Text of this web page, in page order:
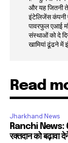
और यह जितनी
इंटेलिजेंस कंपनी
पावरफुल एआई
संस्थाओं को दे
खामियां ढूंढने में
Read
Jharkhand News
Ranchi News: 61
रक्तदान को बढ़ावा